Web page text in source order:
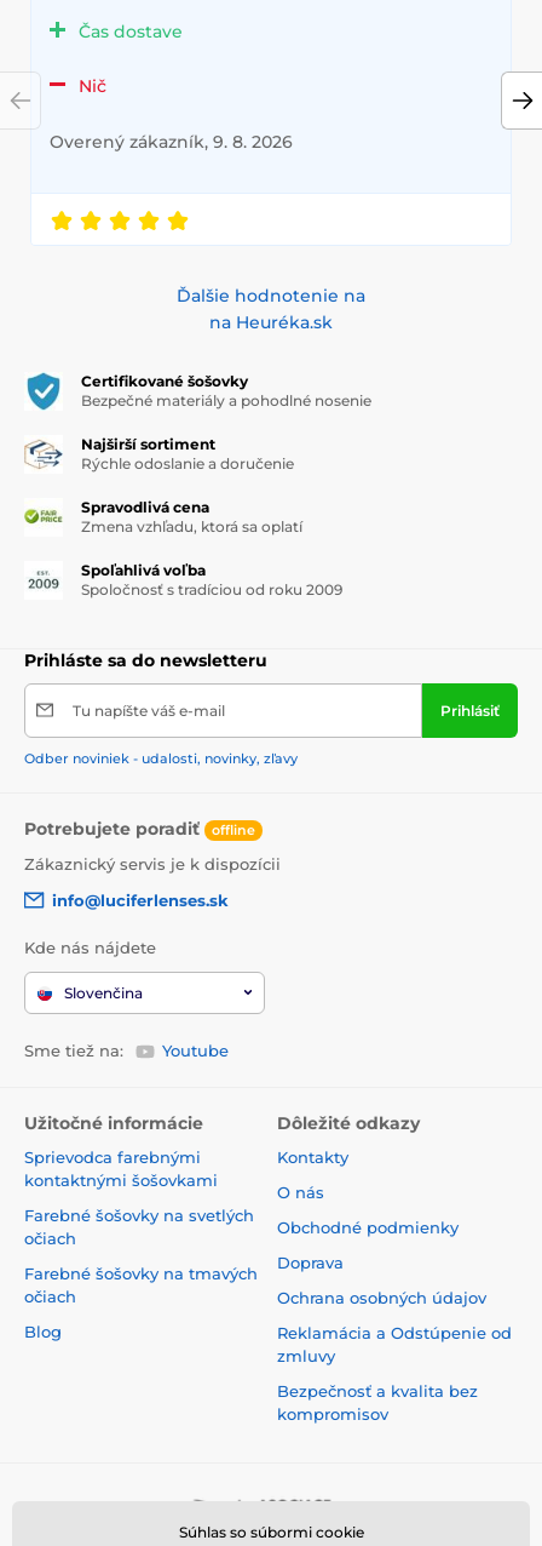
Čas dostave
Nič
Overený zákazník, 9. 8. 2026
Ďalšie hodnotenie na
na Heuréka.sk
Certifikované šošovky
Bezpečné materiály a pohodlné nosenie
Najširší sortiment
Rýchle odoslanie a doručenie
Spravodlivá cena
Zmena vzhľadu, ktorá sa oplatí
Spoľahlivá voľba
Spoločnosť s tradíciou od roku 2009
Prihláste sa do newsletteru
Tu napíšte váš e-mail Prihlásiť
Odber noviniek - udalosti, novinky, zľavy
Potrebujete poradiť offline
Zákaznický servis je k dispozícii
info@luciferlenses.sk
Kde nás nájdete
Slovenčina
Sme tiež na: Youtube
Užitočné informácie
Sprievodca farebnými
kontaktnými šošovkami
Farebné šošovky na svetlých
očiach
Farebné šošovky na tmavých
očiach
Blog
Dôležité odkazy
Kontakty
O nás
Obchodné podmienky
Doprava
Ochrana osobných údajov
Reklamácia a Odstúpenie od
zmluvy
Bezpečnosť a kvalita bez
kompromisov
Súhlas so súbormi cookie